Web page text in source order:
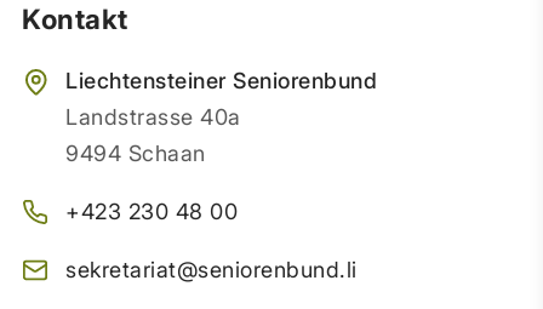
Kontakt
Liechtensteiner Seniorenbund
Landstrasse 40a
9494 Schaan
+423 230 48 00
sekretariat@seniorenbund.li